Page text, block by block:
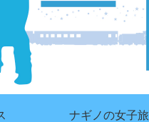
ナギノの女子旅